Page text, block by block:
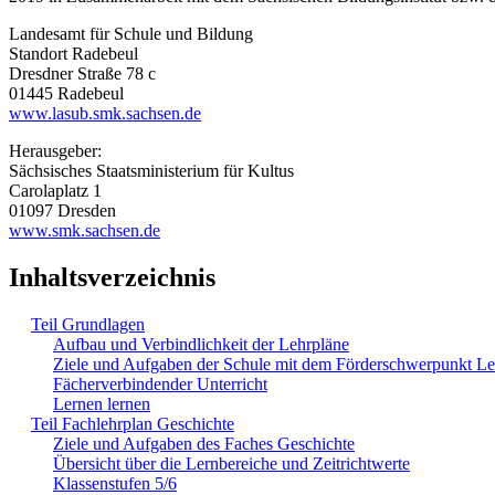
Landesamt für Schule und Bildung
Standort Radebeul
Dresdner Straße 78 c
01445 Radebeul
www.lasub.smk.sachsen.de
Herausgeber:
Sächsisches Staatsministerium für Kultus
Carolaplatz 1
01097 Dresden
www.smk.sachsen.de
Inhaltsverzeichnis
Teil Grundlagen
Aufbau und Verbindlichkeit der Lehrpläne
Ziele und Aufgaben der Schule mit dem Förderschwerpunkt
Fächerverbindender Unterricht
Lernen lernen
Teil Fachlehrplan Geschichte
Ziele und Aufgaben des Faches Geschichte
Übersicht über die Lernbereiche und Zeitrichtwerte
Klassenstufen 5/6